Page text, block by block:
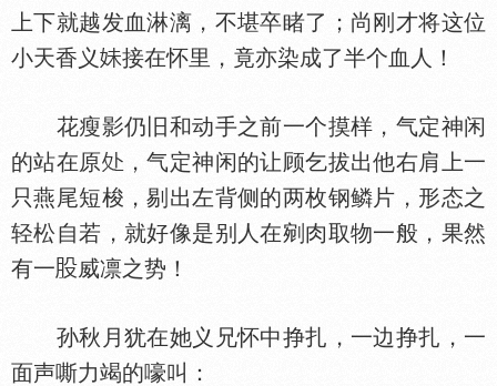
上下就越发血淋漓，不堪卒睹了；尚刚才将这位
小天香义
接在怀里，竟亦染成了半个血人！
花瘦影仍旧和动手之前一个摸样，气定神闲
的站在原
，气定神闲的让顾乞拔出他右肩上一
只燕尾短梭，剔出左背侧的两枚钢鳞片，形态之
轻松自若，就好像是别人在剜肉取物一般，果然
有一
威凛之势！
孙秋月犹在她义兄怀中挣扎，一边挣扎，一
面声嘶力竭的嚎叫：